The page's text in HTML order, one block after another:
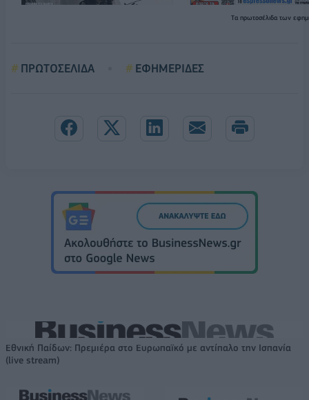
Τα πρωτοσέλιδα των
ΠΡΩΤΟΣΕΛΙΔΑ ΕΦΗΜΕΡΙΔΕΣ
Εθνική Παίδων: Πρεμιέρα στο Ευρωπαϊκό με αντίπαλο την Ισπανία
(live stream)